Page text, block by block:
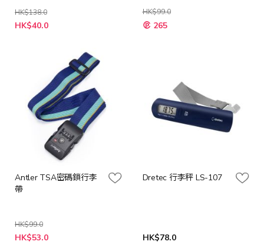
HK$138.0
特
殊
HK$40.0
HK$99.0
特
殊 265
Antler TSA密碼鎖行李
帶
HK$99.0
特
殊
HK$53.0
Dretec 行李秤 LS-107
HK$78.0